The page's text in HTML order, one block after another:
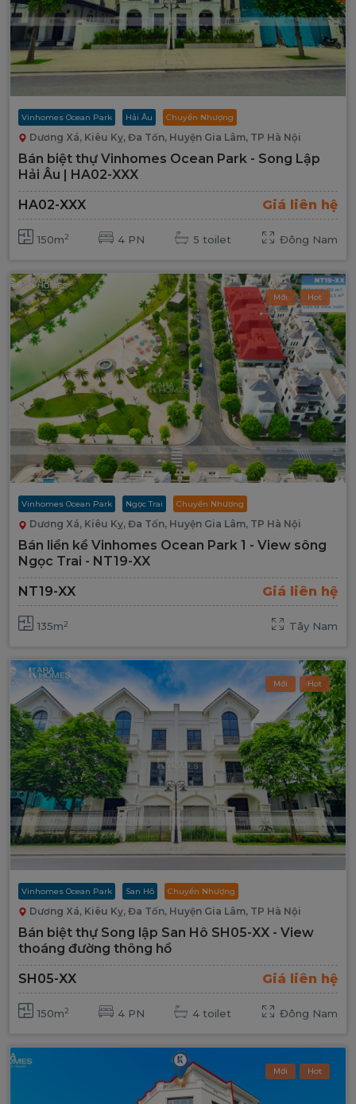
Vinhomes Ocean Park Hải Âu Chuyển Nhượng
Dương Xá, Kiêu Kỵ, Đa Tốn, Huyện Gia Lâm, TP Hà Nội
Bán biệt thự Vinhomes Ocean Park - Song Lập
Hải Âu | HA02-XXX
HA02-XXX
Giá liên hệ
150m2 4 PN 5 toilet Đông Nam
Mới Hot
Vinhomes Ocean Park Ngọc Trai Chuyển Nhượng
Dương Xá, Kiêu Kỵ, Đa Tốn, Huyện Gia Lâm, TP Hà Nội
Bán liền kề Vinhomes Ocean Park 1 - View sông
Ngọc Trai - NT19-XX
NT19-XX
Giá liên hệ
135m2 Tây Nam
Mới Hot
Vinhomes Ocean Park San Hô Chuyển Nhượng
Dương Xá, Kiêu Kỵ, Đa Tốn, Huyện Gia Lâm, TP Hà Nội
Bán biệt thự Song lập San Hô SH05-XX - View
thoáng đường thông hồ
SH05-XX
Giá liên hệ
150m2 4 PN 4 toilet Đông Nam
Mới Hot